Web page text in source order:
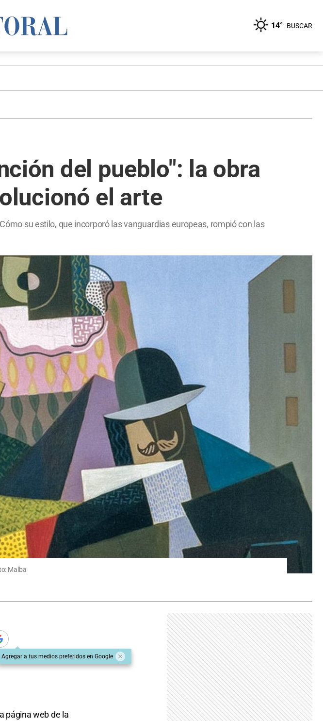
14° BUSCAR
del pueblo": la obra
el arte
su estilo, que incorporó las vanguardias europeas, rompió con las
Malba
Agregar a tus medios preferidos en Google
página web de la